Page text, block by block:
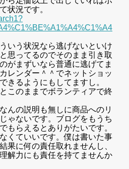
状況です。
いう状況なら逃げないといけ
思ってるのでそのまま引き取
がまずいなら普通に逃げてま
レンダー＾＾でネットショッ
きるようにもしてますし。
このままでボランティアで終
んの説明も無しに商品へのリ
ゃないです。ブログをもうち
もらえるとありがたいです。
くていいです。僕は書いた事
果に何の責任取れませんし、
解力にも責任を持てませんか